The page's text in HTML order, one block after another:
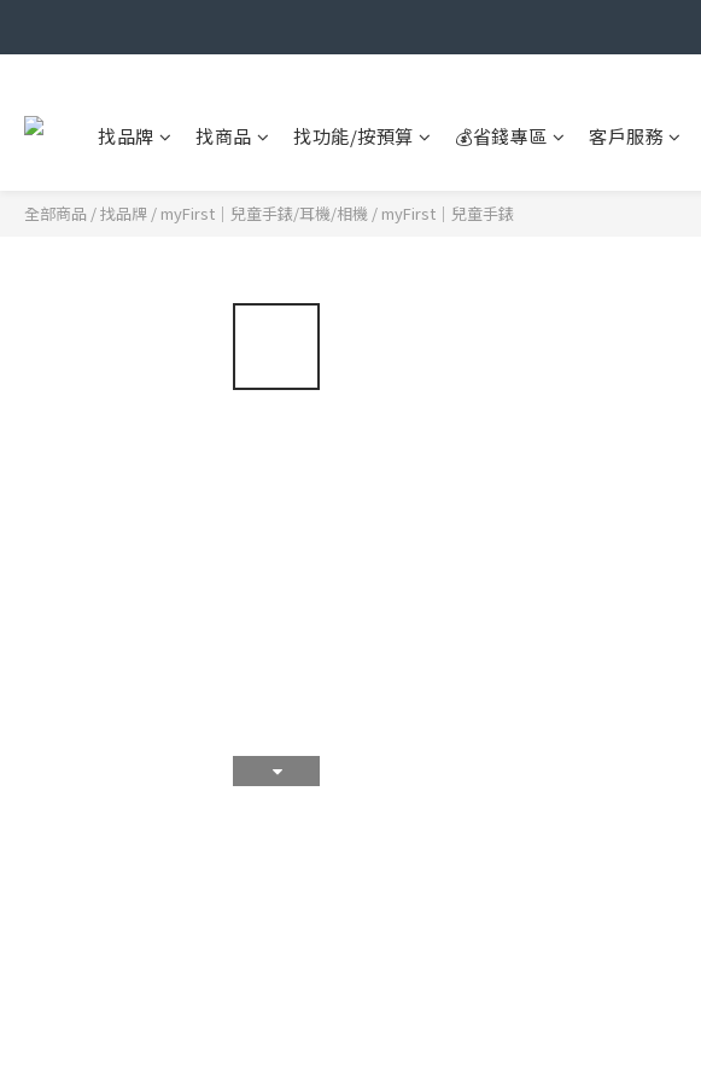
找品牌 找商品 找功能/按預算 💰省錢專區 客戶服務
全部商品 /找品牌 / myFirst｜兒童手錶/耳機/相機 / myFirst｜兒童手錶